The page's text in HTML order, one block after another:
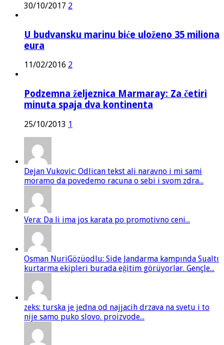
30/10/2017 2
U budvansku marinu biće uloženo 35 miliona
eura
11/02/2016 2
Podzemna željeznica Marmaray: Za četiri
minuta spaja dva kontinenta
25/10/2013 1
Dejan Vukovic: Odlican tekst ali naravno i mi sami
moramo da povedemo racuna o sebi i svom zdra...
Vera: Da li ima jos karata po promotivno ceni...
Osman NuriGözüodlu: Side Jandarma kampında Sualtı
kurtarma ekipleri burada eğitim görüyorlar. Gençle...
zeks: turska je jedna od najjacih drzava na svetu i to
nije samo puko slovo. proizvode...